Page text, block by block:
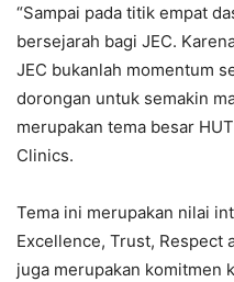
“Sampai pada titik empat
bersejarah bagi JEC.
JEC bukanlah momentum
dorongan untuk semakin
merupakan tema besar
Clinics.
Tema ini merupakan nilai
Excellence, Trust, Respect
juga merupakan komitmen